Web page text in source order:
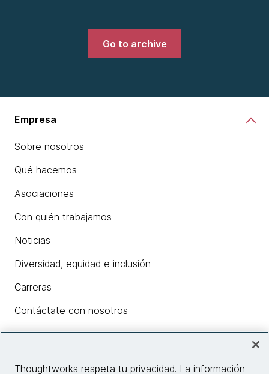
Go to archive
Empresa
Sobre nosotros
Qué hacemos
Asociaciones
Con quién trabajamos
Noticias
Diversidad, equidad e inclusión
Carreras
Contáctate con nosotros
Thoughtworks respeta tu privacidad. La información